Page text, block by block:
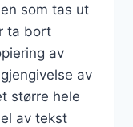
som tas ut
ta bort
av
av
større hele
av tekst